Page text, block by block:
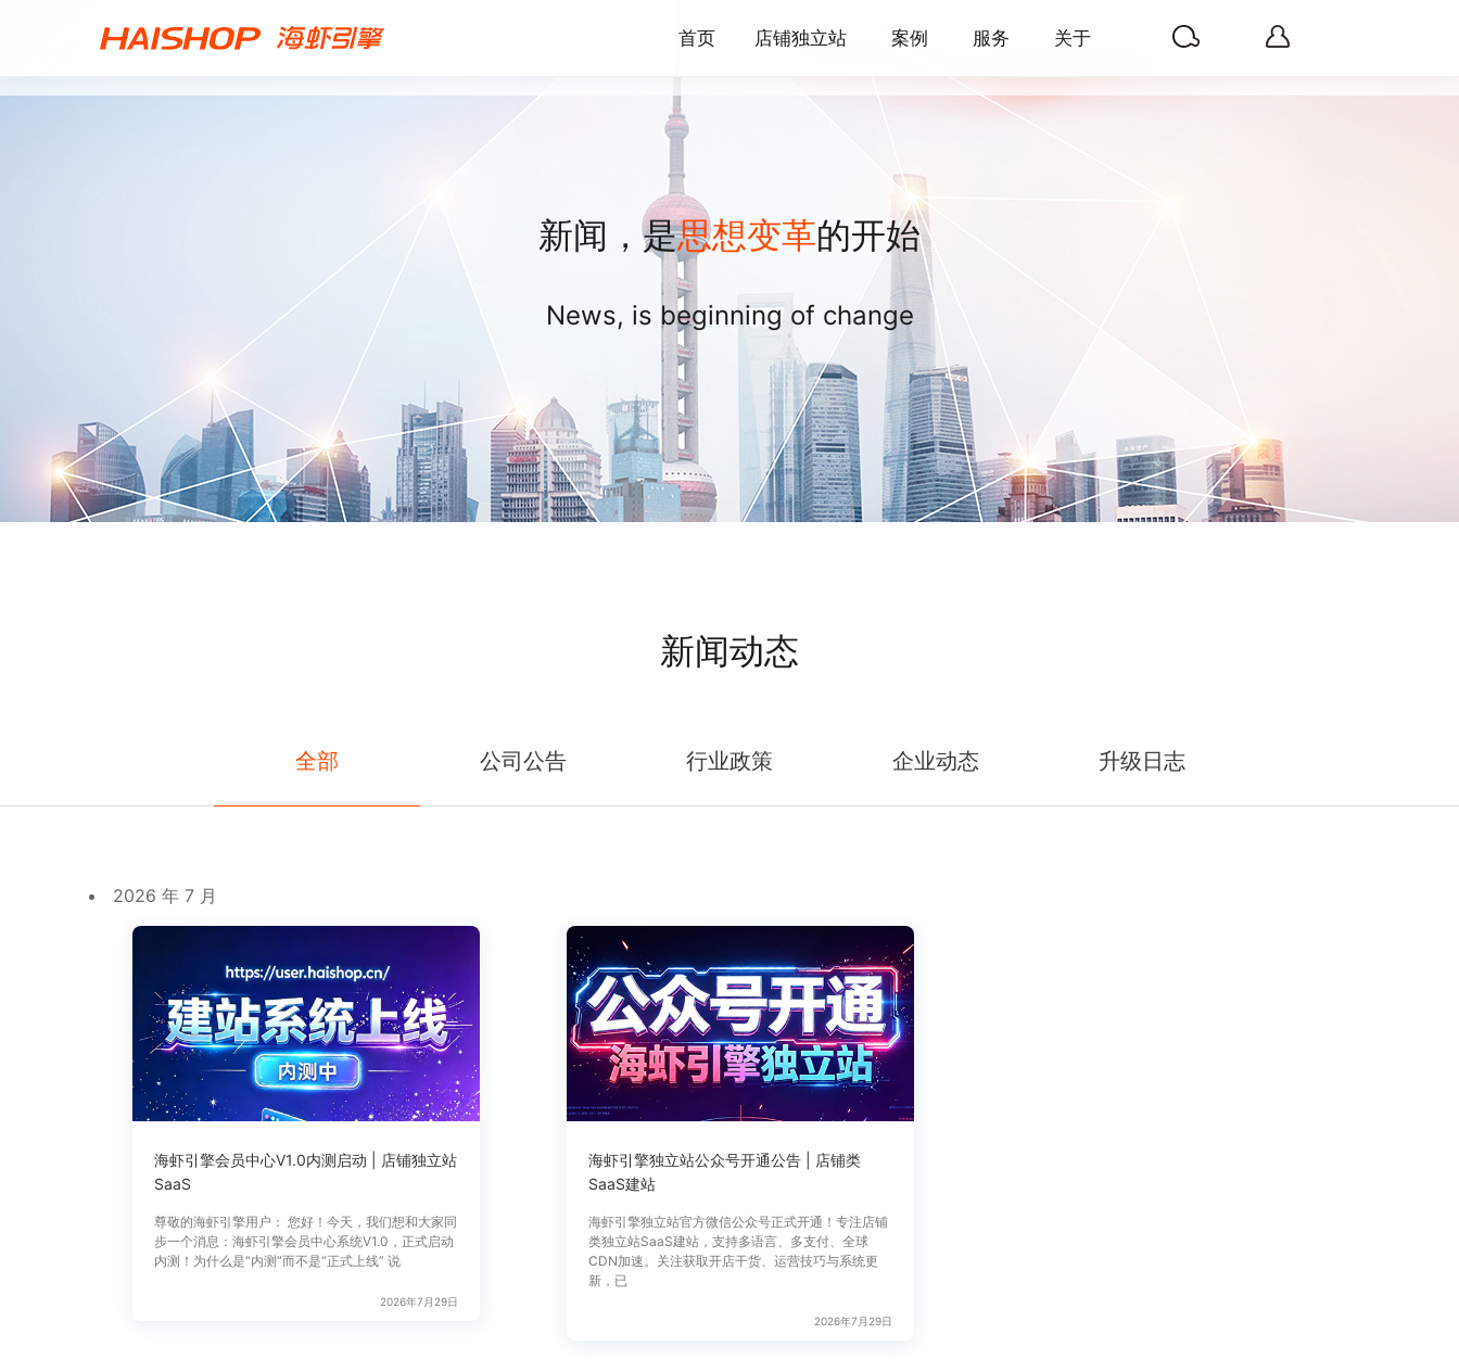
首页 店铺独立站 案例 服务 关于
新闻，是思想变革的开始
News, is beginning of change
新闻动态
全部 公司公告 行业政策 企业动态 升级日志
2026 年 7 月
海虾引擎会员中心V1.0内测启动 | 店铺独立站
SaaS
尊敬的海虾引擎用户： 您好！今天，我们想和大家同
步一个消息：海虾引擎会员中心系统V1.0，正式启动
内测！为什么是“内测”而不是“正式上线” 说
2026年7月29日
海虾引擎独立站公众号开通公告 | 店铺类
SaaS建站
海虾引擎独立站官方微信公众号正式开通！专注店铺
类独立站SaaS建站，支持多语言、多支付、全球
CDN加速。关注获取开店干货、运营技巧与系统更
新，已
2026年7月29日